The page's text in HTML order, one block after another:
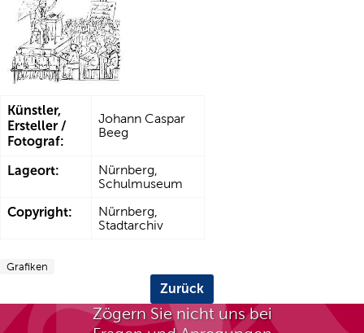
Künstler,
Ersteller /
Fotograf:
Johann Caspar
Beeg
Lageort:
Nürnberg,
Schulmuseum
Copyright:
Nürnberg,
Stadtarchiv
Grafiken
Zurück
Zögern Sie nicht uns bei